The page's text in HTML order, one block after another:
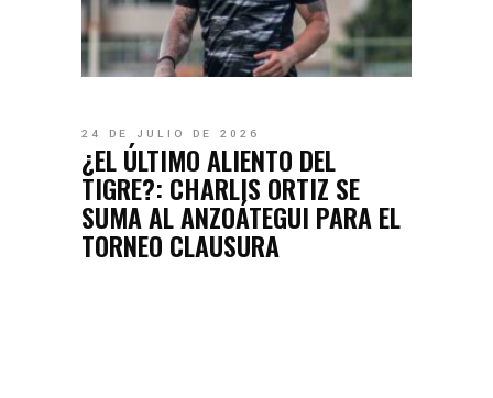
24 DE JULIO DE 2026
¿EL ÚLTIMO ALIENTO DEL
TIGRE?: CHARLIS ORTIZ SE
SUMA AL ANZOÁTEGUI PARA EL
TORNEO CLAUSURA